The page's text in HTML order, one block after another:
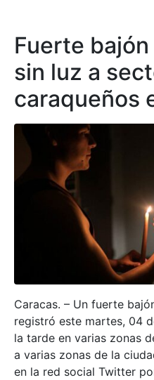
Fuerte
sin luz a
caraqueños
Caracas. – Un fuerte
registró este martes, 04
la tarde en varias zonas
a varias zonas de la
en la red social Twitter